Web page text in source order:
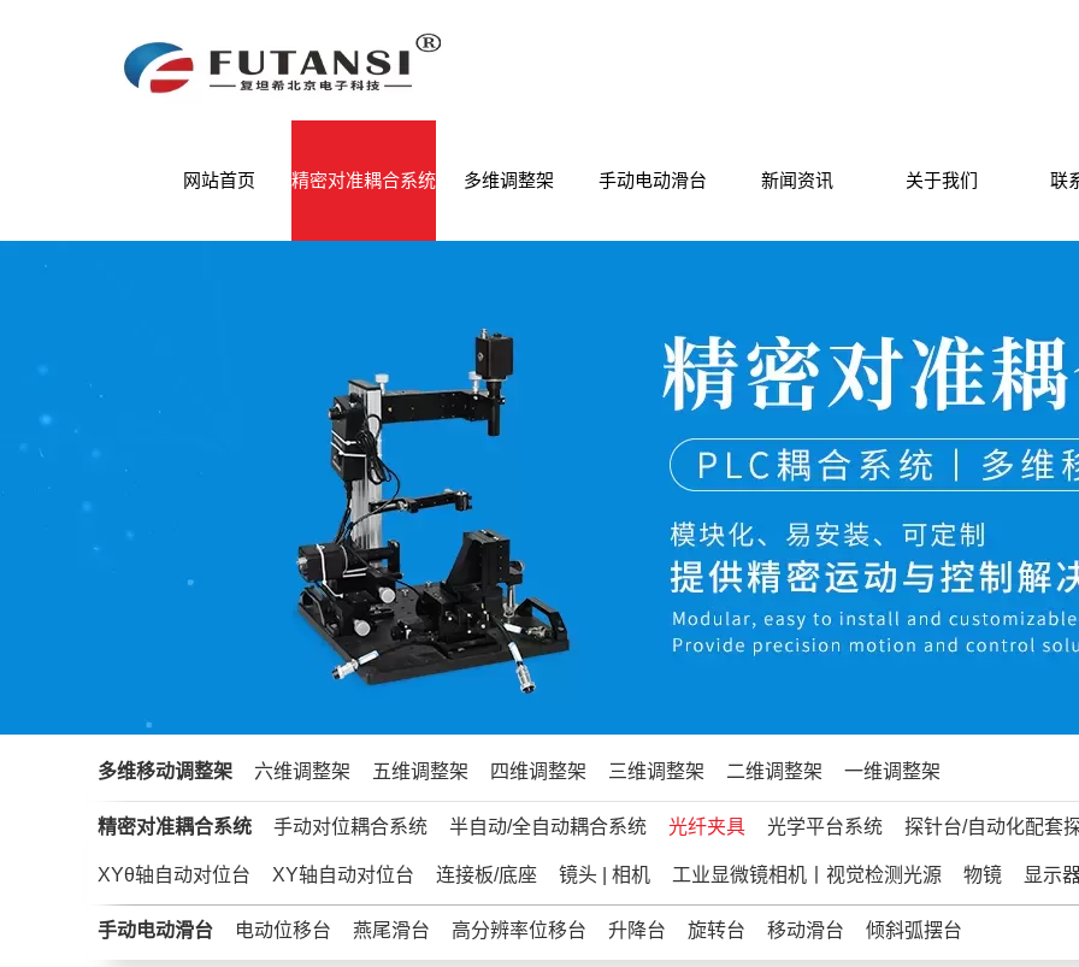
网站首页 精密对准耦合系统 多维调整架 手动电动滑台 新闻资讯 关于我们 联
多维移动调整架 六维调整架 五维调整架 四维调整架 三维调整架 二维调整架 一维调整架
精密对准耦合系统 手动对位耦合系统 半自动/全自动耦合系统 光纤夹具 光学平台系统 探针台/自动化配套
XYθ轴自动对位台 XY轴自动对位台 连接板/底座 镜头 | 相机 工业显微镜相机丨视觉检测光源 物镜 显示
手动电动滑台 电动位移台 燕尾滑台 高分辨率位移台 升降台 旋转台 移动滑台 倾斜弧摆台